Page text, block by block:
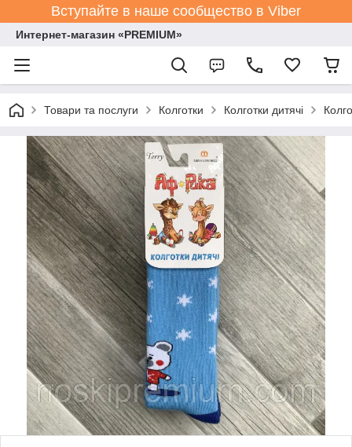
Вступайте в наше сообщество в Viber
Интернет-магазин «PREMIUM»
Товари та послуги Колготки Колготки дитячі